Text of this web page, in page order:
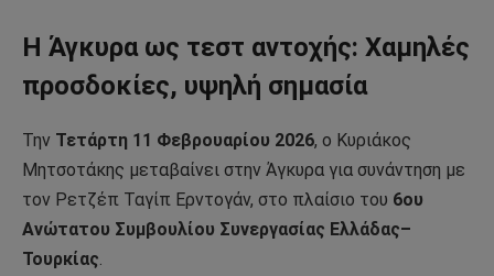
Η Άγκυρα ως τεστ αντοχής: Χαμηλές
προσδοκίες, υψηλή σημασία
Την Τετάρτη 11 Φεβρουαρίου 2026, ο Κυριάκος
Μητσοτάκης μεταβαίνει στην Άγκυρα για συνάντηση με
τον Ρετζέπ Ταγίπ Ερντογάν, στο πλαίσιο του 6ου
Ανώτατου Συμβουλίου Συνεργασίας Ελλάδας–
Τουρκίας